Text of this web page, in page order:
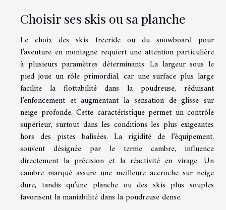
Choisir ses skis ou sa planche
Le choix des skis freeride ou du snowboard pour
l’aventure en montagne requiert une attention particulière
à plusieurs paramètres déterminants. La largeur sous le
pied joue un rôle primordial, car une surface plus large
facilite la flottabilité dans la poudreuse, réduisant
l’enfoncement et augmentant la sensation de glisse sur
neige profonde. Cette caractéristique permet un contrôle
supérieur, surtout dans les conditions les plus exigeantes
hors des pistes balisées. La rigidité de l’équipement,
souvent désignée par le terme cambre, influence
directement la précision et la réactivité en virage. Un
cambre marqué assure une meilleure accroche sur neige
dure, tandis qu’une planche ou des skis plus souples
favorisent la maniabilité dans la poudreuse dense.